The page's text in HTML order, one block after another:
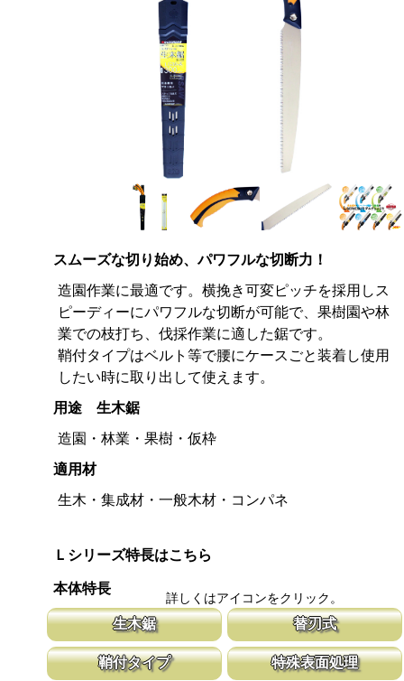
スムーズな切り始め、パワフルな切断力！
造園作業に最適です。横挽き可変ピッチを採用しス
ピーディーにパワフルな切断が可能で、果樹園や林
業での枝打ち、伐採作業に適した鋸です。
鞘付タイプはベルト等で腰にケースごと装着し使用
したい時に取り出して使えます。
用途 生木鋸
造園・林業・果樹・仮枠
適用材
生木・集成材・一般木材・コンパネ
Ｌシリーズ特長はこちら
本体特長
詳しくはアイコンをクリック。
生木鋸
生木鋸は伐採作業や造園に、山林の枝打ちには剪定鋸が、果樹園の
剪定作業には果樹鋸が適しています。
替刃式
新しい鋸刃に取り替える事で、ご購入時
鋸刃のマーキング（右下）に替刃品番を明
鞘付タイプ 特殊表面処理